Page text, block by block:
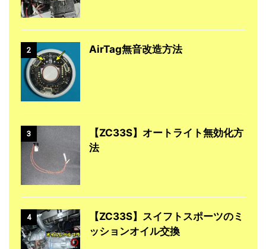
2 AirTag無音改造方法
3
【ZC33S】オートライト無効化方
法
4
【ZC33S】スイフトスポーツのミ
ッションオイル交換